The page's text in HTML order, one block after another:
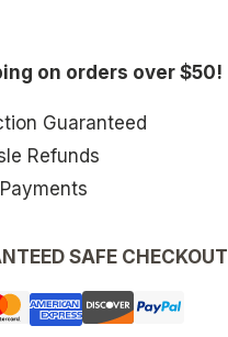
on orders over $50!
Guaranteed
Refunds
SAFE CHECKOUT